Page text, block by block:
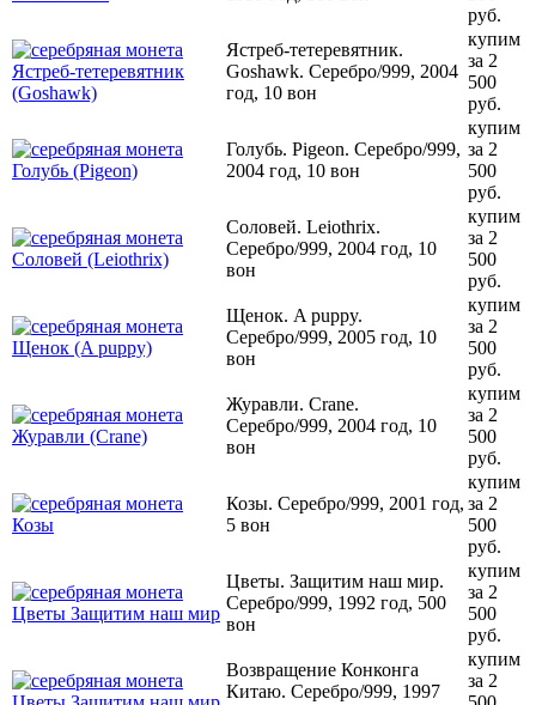
руб.
Ястреб-тетеревятник.
Goshawk. Серебро/999, 2004
год, 10 вон
купим
за 2
500
руб.
Голубь. Pigeon. Серебро/999,
2004 год, 10 вон
купим
за 2
500
руб.
Соловей. Leiothrix.
Серебро/999, 2004 год, 10
вон
купим
за 2
500
руб.
Щенок. A puppy.
Серебро/999, 2005 год, 10
вон
купим
за 2
500
руб.
Журавли. Crane.
Серебро/999, 2004 год, 10
вон
купим
за 2
500
руб.
Козы. Серебро/999, 2001 год,
5 вон
купим
за 2
500
руб.
Цветы. Защитим наш мир.
Серебро/999, 1992 год, 500
вон
купим
за 2
500
руб.
Возвращение Конконга
Китаю. Серебро/999, 1997
купим
за 2